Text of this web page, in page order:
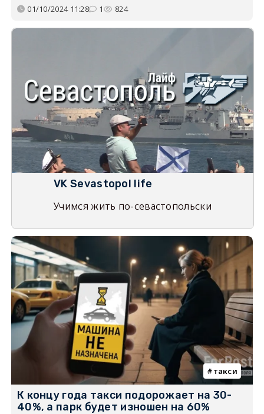
01/10/2024 11:28 1 824
VK Sevastopol life
Учимся жить по-севастопольски
такси
К концу года такси подорожает на 30-
40%, а парк будет изношен на 60%